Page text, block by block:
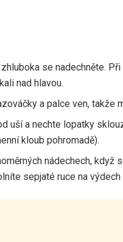
se nadechněte.
nad hlavou.
a palce ven, takže
uší a nechte lopatky
kloub pohromadě).
nádechech,
sepjaté ruce na